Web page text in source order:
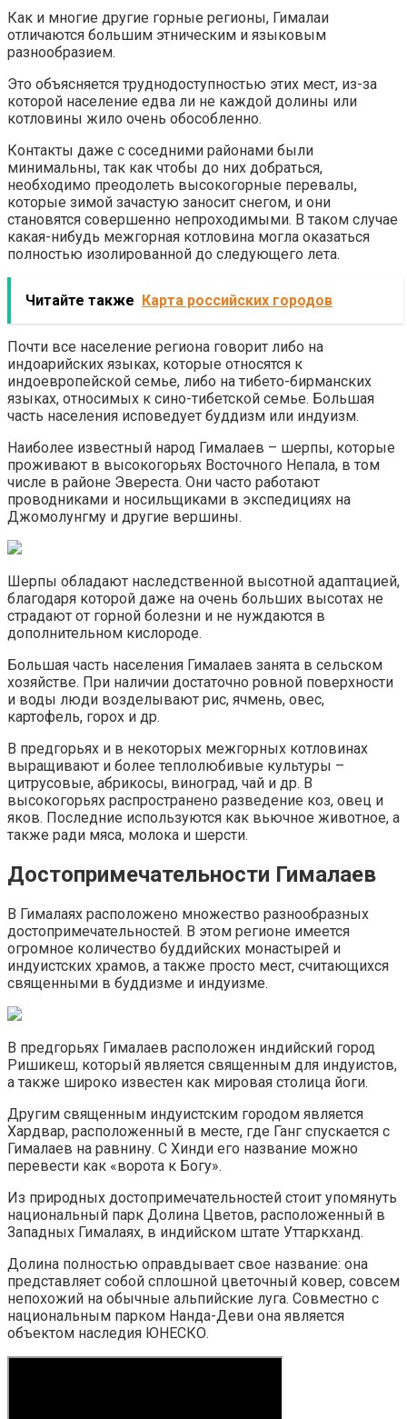
Как и многие другие горные регионы, Гималаи
отличаются большим этническим и языковым
разнообразием.
Это объясняется труднодоступностью этих мест, из-за
которой население едва ли не каждой долины или
котловины жило очень обособленно.
Контакты даже с соседними районами были
минимальны, так как чтобы до них добраться,
необходимо преодолеть высокогорные перевалы,
которые зимой зачастую заносит снегом, и они
становятся совершенно непроходимыми. В таком случае
какая-нибудь межгорная котловина могла оказаться
полностью изолированной до следующего лета.
Читайте также Карта российских городов
Почти все население региона говорит либо на
индоарийских языках, которые относятся к
индоевропейской семье, либо на тибето-бирманских
языках, относимых к сино-тибетской семье. Большая
часть населения исповедует буддизм или индуизм.
Наиболее известный народ Гималаев – шерпы, которые
проживают в высокогорьях Восточного Непала, в том
числе в районе Эвереста. Они часто работают
проводниками и носильщиками в экспедициях на
Джомолунгму и другие вершины.
Шерпы обладают наследственной высотной адаптацией,
благодаря которой даже на очень больших высотах не
страдают от горной болезни и не нуждаются в
дополнительном кислороде.
Большая часть населения Гималаев занята в сельском
хозяйстве. При наличии достаточно ровной поверхности
и воды люди возделывают рис, ячмень, овес,
картофель, горох и др.
В предгорьях и в некоторых межгорных котловинах
выращивают и более теплолюбивые культуры –
цитрусовые, абрикосы, виноград, чай и др. В
высокогорьях распространено разведение коз, овец и
яков. Последние используются как вьючное животное, а
также ради мяса, молока и шерсти.
Достопримечательности Гималаев
В Гималаях расположено множество разнообразных
достопримечательностей. В этом регионе имеется
огромное количество буддийских монастырей и
индуистских храмов, а также просто мест, считающихся
священными в буддизме и индуизме.
В предгорьях Гималаев расположен индийский город
Ришикеш, который является священным для индуистов,
а также широко известен как мировая столица йоги.
Другим священным индуистским городом является
Хардвар, расположенный в месте, где Ганг спускается с
Гималаев на равнину. С Хинди его название можно
перевести как «ворота к Богу».
Из природных достопримечательностей стоит упомянуть
национальный парк Долина Цветов, расположенный в
Западных Гималаях, в индийском штате Уттаркханд.
Долина полностью оправдывает свое название: она
представляет собой сплошной цветочный ковер, совсем
непохожий на обычные альпийские луга. Совместно с
национальным парком Нанда-Деви она является
объектом наследия ЮНЕСКО.